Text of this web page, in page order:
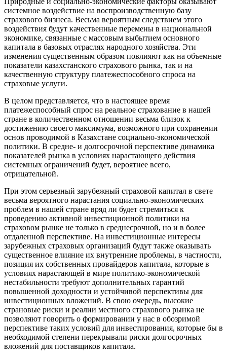
системное воздействие на воспроизводственную базу
страхового бизнеса. Весьма вероятным следствием этого
воздействия будут качественные перемены в национальной
экономике, связанные с массовым выбытием основного
капитала в базовых отраслях народного хозяйства. Эти
изменения существенным образом повлияют как на объемные
показатели казахстанского страхового рынка, так и на
качественную структуру платежеспособного спроса на
страховые услуги.
В целом представляется, что в настоящее время
платежеспособный спрос на реальное страхование в нашей
стране в количественном отношении весьма близок к
достижению своего максимума, возможного при сохранении
основ проводимой в Казахстане социально-экономической
политики. В средне- и долгосрочной перспективе динамика
показателей рынка в условиях нарастающего действия
системных ограничений будет, вероятнее всего,
отрицательной.
При этом серьезный зарубежный страховой капитал в свете
весьма вероятного нарастания социально-экономических
проблем в нашей стране вряд ли будет стремиться к
проведению активной инвестиционной политики на
страховом рынке не только в среднесрочной, но и в более
отдаленной перспективе. На инвестиционные интересы
зарубежных страховых организаций будут также оказывать
существенное влияние их внутренние проблемы, в частности,
позиция их собственных провайдеров капитала, которые в
условиях нарастающей в мире политико-экономической
нестабильности требуют дополнительных гарантий
повышенной доходности и устойчивой перспективы для
инвестиционных вложений. В свою очередь, высокие
страновые риски и реалии местного страхового рынка не
позволяют говорить о формировании у нас в обозримой
перспективе таких условий для инвестирования, которые бы в
необходимой степени перекрывали риски долгосрочных
вложений для поставщиков капитала.